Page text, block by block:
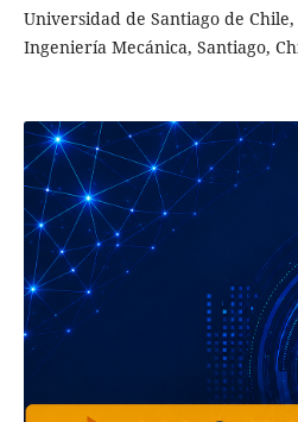
Universidad de Santiago de
Ingeniería Mecánica, Santiago,